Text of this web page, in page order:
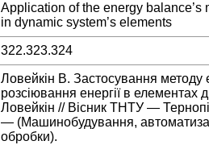
Application of the energy
in dynamic system’s elements
322.323.324
Ловейкін В. Застосування методу
розсіювання енергії в
Ловейкін // Вісник ТНТУ —
— (Машинобудування,
обробки).